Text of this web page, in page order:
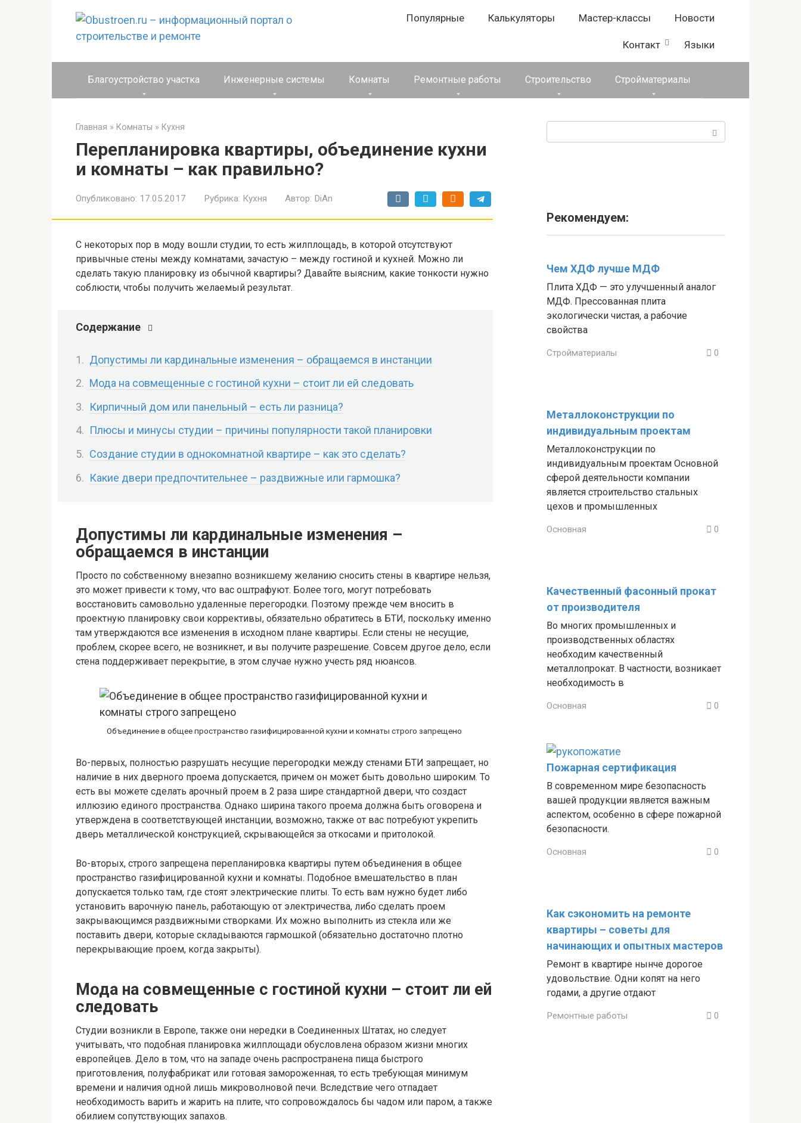
Популярные Калькуляторы Мастер-классы Новости
Контакт Языки
Благоустройство участка Инженерные системы Комнаты Ремонтные работы Строительство Стройматериалы
Главная » Комнаты » Кухня
Перепланировка квартиры, объединение кухни
и комнаты – как правильно?
Опубликовано: 17.05.2017 Рубрика: Кухня Автор: DiAn
С некоторых пор в моду вошли студии, то есть жилплощадь, в которой отсутствуют
привычные стены между комнатами, зачастую – между гостиной и кухней. Можно ли
сделать такую планировку из обычной квартиры? Давайте выясним, какие тонкости нужно
соблюсти, чтобы получить желаемый результат.
Содержание
Допустимы ли кардинальные изменения – обращаемся в инстанции
Мода на совмещенные с гостиной кухни – стоит ли ей следовать
Кирпичный дом или панельный – есть ли разница?
Плюсы и минусы студии – причины популярности такой планировки
Создание студии в однокомнатной квартире – как это сделать?
Какие двери предпочтительнее – раздвижные или гармошка?
Допустимы ли кардинальные изменения –
обращаемся в инстанции
Просто по собственному внезапно возникшему желанию сносить стены в квартире нельзя,
это может привести к тому, что вас оштрафуют. Более того, могут потребовать
восстановить самовольно удаленные перегородки. Поэтому прежде чем вносить в
проектную планировку свои коррективы, обязательно обратитесь в БТИ, поскольку именно
там утверждаются все изменения в исходном плане квартиры. Если стены не несущие,
проблем, скорее всего, не возникнет, и вы получите разрешение. Совсем другое дело, если
стена поддерживает перекрытие, в этом случае нужно учесть ряд нюансов.
Объединение в общее пространство газифицированной кухни и комнаты строго запрещено
Во-первых, полностью разрушать несущие перегородки между стенами БТИ запрещает, но
наличие в них дверного проема допускается, причем он может быть довольно широким. То
есть вы можете сделать арочный проем в 2 раза шире стандартной двери, что создаст
иллюзию единого пространства. Однако ширина такого проема должна быть оговорена и
утверждена в соответствующей инстанции, возможно, также от вас потребуют укрепить
дверь металлической конструкцией, скрывающейся за откосами и притолокой.
Во-вторых, строго запрещена перепланировка квартиры путем объединения в общее
пространство газифицированной кухни и комнаты. Подобное вмешательство в план
допускается только там, где стоят электрические плиты. То есть вам нужно будет либо
установить варочную панель, работающую от электричества, либо сделать проем
закрывающимся раздвижными створками. Их можно выполнить из стекла или же
поставить двери, которые складываются гармошкой (обязательно достаточно плотно
перекрывающие проем, когда закрыты).
Мода на совмещенные с гостиной кухни – стоит ли ей
следовать
Студии возникли в Европе, также они нередки в Соединенных Штатах, но следует
учитывать, что подобная планировка жилплощади обусловлена образом жизни многих
европейцев. Дело в том, что на западе очень распространена пища быстрого
приготовления, полуфабрикат или готовая замороженная, то есть требующая минимум
времени и наличия одной лишь микроволновой печи. Вследствие чего отпадает
необходимость варить и жарить на плите, что сопровождалось бы чадом или паром, а также
обилием сопутствующих запахов.
Рекомендуем:
Чем ХДФ лучше МДФ
Плита ХДФ — это улучшенный аналог
МДФ. Прессованная плита
экологически чистая, а рабочие
свойства
Стройматериалы 0
Металлоконструкции по
индивидуальным проектам
Металлоконструкции по
индивидуальным проектам Основной
сферой деятельности компании
является строительство стальных
цехов и промышленных
Основная 0
Качественный фасонный прокат
от производителя
Во многих промышленных и
производственных областях
необходим качественный
металлопрокат. В частности, возникает
необходимость в
Основная 0
Пожарная сертификация
В современном мире безопасность
вашей продукции является важным
аспектом, особенно в сфере пожарной
безопасности.
Основная 0
Как сэкономить на ремонте
квартиры – советы для
начинающих и опытных мастеров
Ремонт в квартире нынче дорогое
удовольствие. Одни копят на него
годами, а другие отдают
Ремонтные работы 0